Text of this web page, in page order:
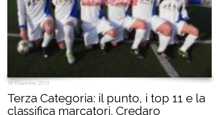
10 Dicembre 2013
Terza Categoria: il punto, i top 11 e la
classifica marcatori. Credaro